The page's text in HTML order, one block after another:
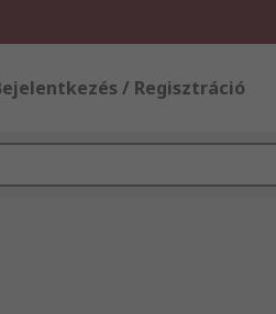
/ Regisztráció